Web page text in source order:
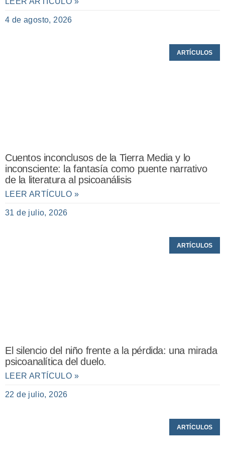
4 de agosto, 2026
ARTÍCULOS
Cuentos inconclusos de la Tierra Media y lo
inconsciente: la fantasía como puente narrativo
de la literatura al psicoanálisis
LEER ARTÍCULO »
31 de julio, 2026
ARTÍCULOS
El silencio del niño frente a la pérdida: una mirada
psicoanalítica del duelo.
LEER ARTÍCULO »
22 de julio, 2026
ARTÍCULOS